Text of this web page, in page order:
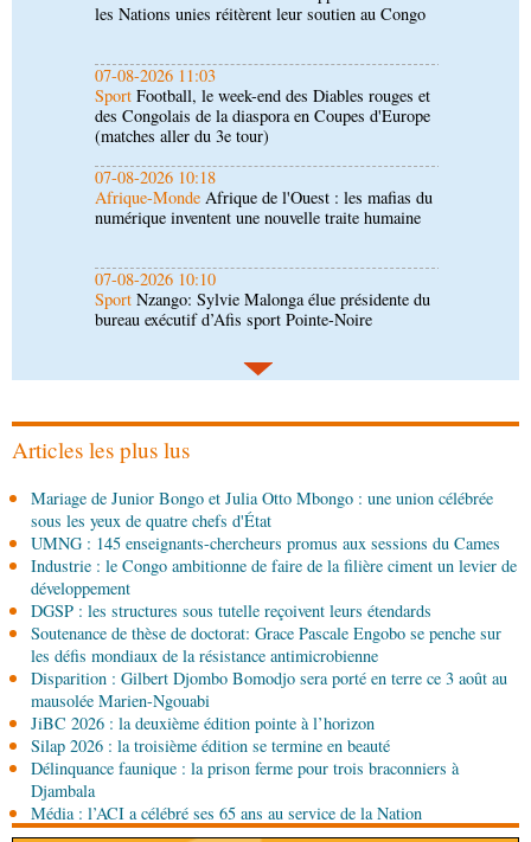
des Congolais de la diaspora en Coupes d'Europe
07-08-2026 10:18
Afrique-MondeAfrique de l'Ouest : les mafias du
numérique inventent une nouvelle traite humaine
07-08-2026 10:10
SportNzango: Sylvie Malonga élue présidente du
bureau exécutif d’Afis sport Pointe-Noire
06-08-2026 16:30
SociétéDiaspora : rencontre des Congolais de
l'étranger à Brazzaville
06-08-2026 15:30
lance la deuxième édition de la Grande foire
agricole du Congo
SociétéUMNG : 145 enseignants-chercheurs
promus aux sessions du Cames
06-08-2026 15:00
SociétéProjet PSIPJ : des formateurs en
apprentissage
06-08-2026 15:00
Art-Culture-Média
Kinshasa : le Congo à l'honneur
ÉconomieDeuxième édition de la Gfac : le défi
d’offrir à la nation des produits alimentaires de
Articles les plus lus
Mariage de Junior Bongo et Julia Otto Mbongo : une union célébrée
sous les yeux de quatre chefs d'État
UMNG : 145 enseignants-chercheurs promus aux sessions du Cames
Industrie : le Congo ambitionne de faire de la filière ciment un levier de
développement
DGSP : les structures sous tutelle reçoivent leurs étendards
Soutenance de thèse de doctorat: Grace Pascale Engobo se penche sur
les défis mondiaux de la résistance antimicrobienne
Disparition : Gilbert Djombo Bomodjo sera porté en terre ce 3 août au
mausolée Marien-Ngouabi
JiBC 2026 : la deuxième édition pointe à l’horizon
Silap 2026 : la troisième édition se termine en beauté
Délinquance faunique : la prison ferme pour trois braconniers à
Djambala
Média : l’ACI a célébré ses 65 ans au service de la Nation